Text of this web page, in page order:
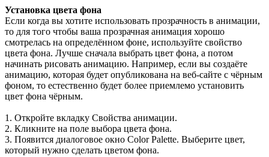
Установка цвета фона
Если когда вы хотите использовать прозрачность в анимации,
то для того чтобы ваша прозрачная анимация хорошо
смотрелась на определённом фоне, используйте свойство
цвета фона. Лучше сначала выбрать цвет фона, а потом
начинать рисовать анимацию. Например, если вы создаёте
анимацию, которая будет опубликована на веб-сайте с чёрным
фоном, то естественно будет более приемлемо установить
цвет фона чёрным.
1. Откройте вкладку Свойства анимации.
2. Кликните на поле выбора цвета фона.
3. Появится диалоговое окно Color Palette. Выберите цвет,
который нужно сделать цветом фона.